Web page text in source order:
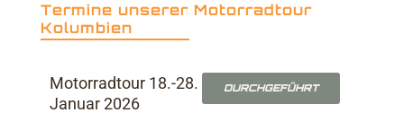
Termine unserer Motorradtour
Kolumbien
Motorradtour 18.-28.
Januar 2026
DURCHGEFÜHRT